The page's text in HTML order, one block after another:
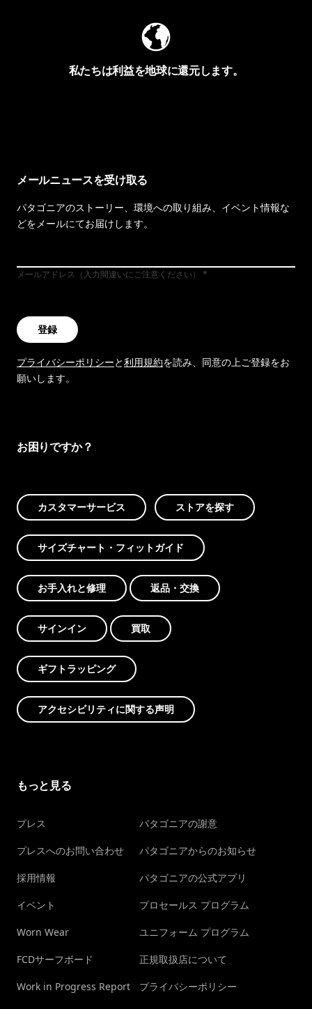
私たちは利益を地球に還元します。
メールニュースを受け取る
パタゴニアのストーリー、環境への取り組み、イベント情報な
どをメールにてお届けします。
メールアドレス（入力間違いにご注意ください）
登録
プライバシーポリシーと利用規約を読み、同意の上ご登録をお
願いします。
お困りですか？
カスタマーサービス ストアを探す
サイズチャート・フィットガイド
お手入れと修理 返品・交換
サインイン 買取
ギフトラッピング
アクセシビリティに関する声明
もっと見る
プレス
プレスへのお問い合わせ
採用情報
イベント
Worn Wear
FCDサーフボード
Work in Progress Report
パタゴニアの謝意
パタゴニアからのお知らせ
パタゴニアの公式アプリ
プロセールス プログラム
ユニフォーム プログラム
正規取扱店について
プライバシーポリシー